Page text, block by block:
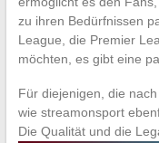
zu ihren Bedürfnissen
League, die Premier
möchten, es gibt eine
Für diejenigen, die
wie streamonsport
Die Qualität und die